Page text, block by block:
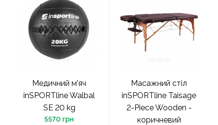
Медичний м'яч
inSPORTline Walbal
SE 20 kg
5570 грн
Масажний стіл
inSPORTline Taisage
2-Piece Wooden -
коричневий